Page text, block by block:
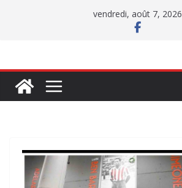
vendredi, août 7, 2026